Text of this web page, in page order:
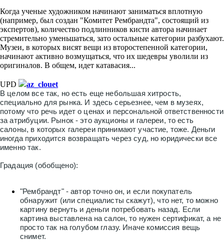
Когда ученые художником начинают заниматься вплотную
(например, был создан "Комитет Рембрандта", состоящий из
экспертов), количество подлинников кисти автора начинает
стремительно уменьшаться, зато остальные категории разбухают.
Музеи, в которых висят вещи из второстепенной категории,
начинают активно возмущаться, что их шедевры уволили из
оригиналов. В общем, идет катавасия...
UPD
az_clouet
В целом все так, но есть еще небольшая хитрость,
специально для рынка. И здесь серьезнее, чем в музеях,
потому что речь идет о ценах и персональной ответственности
за атрибуции. Рынок - это аукционы и галереи, то есть
салоны, в которых галереи принимают участие, тоже. Деньги
иногда приходится возвращать через суд, но юридически все
именно так.
Градация (обобщено):
"Рембрандт" - автор точно он, и если покупатель
обнаружит (или специалисты скажут), что нет, то можно
картину вернуть и деньги потребовать назад. Если
картина выставлена на салон, то нужен сертификат, а не
просто так на голубом глазу. Иначе комиссия вещь
снимет.